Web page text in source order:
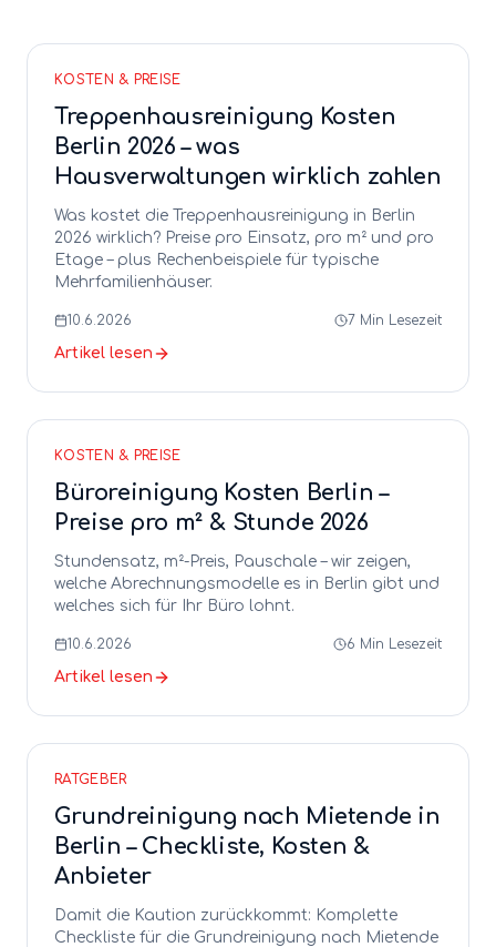
KOSTEN & PREISE
Treppenhausreinigung Kosten
Berlin 2026 – was
Hausverwaltungen wirklich zahlen
Was kostet die Treppenhausreinigung in Berlin
2026 wirklich? Preise pro Einsatz, pro m² und pro
Etage – plus Rechenbeispiele für typische
Mehrfamilienhäuser.
10.6.2026 7 Min Lesezeit
Artikel lesen
KOSTEN & PREISE
Büroreinigung Kosten Berlin –
Preise pro m² & Stunde 2026
Stundensatz, m²-Preis, Pauschale – wir zeigen,
welche Abrechnungsmodelle es in Berlin gibt und
welches sich für Ihr Büro lohnt.
10.6.2026 6 Min Lesezeit
Artikel lesen
RATGEBER
Grundreinigung nach Mietende in
Berlin – Checkliste, Kosten &
Anbieter
Damit die Kaution zurückkommt: Komplette
Checkliste für die Grundreinigung nach Mietende